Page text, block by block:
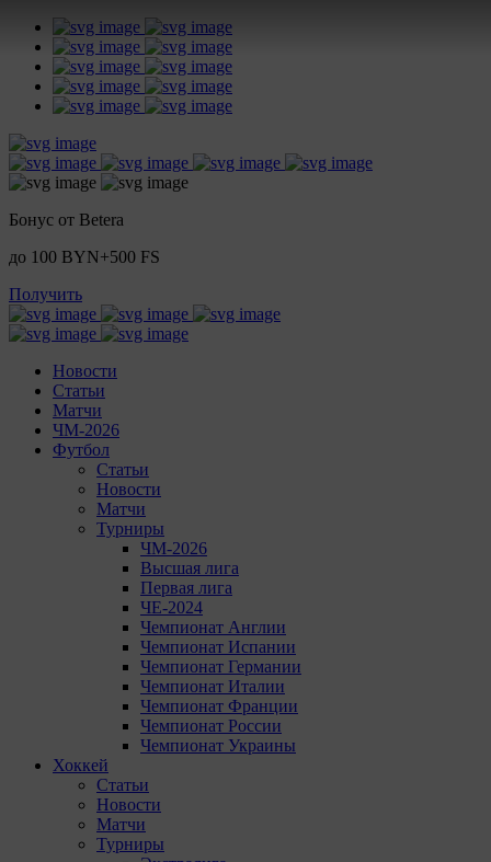
Бонус от Betera
до 100 BYN+500 FS
Получить
Новости
Статьи
Матчи
ЧМ-2026
Футбол
Статьи
Новости
Матчи
Турниры
ЧМ-2026
Высшая лига
Первая лига
ЧЕ-2024
Чемпионат Англии
Чемпионат Испании
Чемпионат Германии
Чемпионат Италии
Чемпионат Франции
Чемпионат России
Чемпионат Украины
Хоккей
Статьи
Новости
Матчи
Турниры